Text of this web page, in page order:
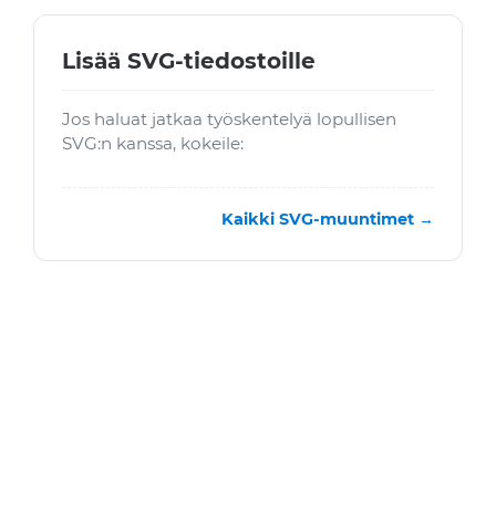
Lisää SVG-tiedostoille
Jos haluat jatkaa työskentelyä lopullisen
SVG:n kanssa, kokeile:
Kaikki SVG-muuntimet →